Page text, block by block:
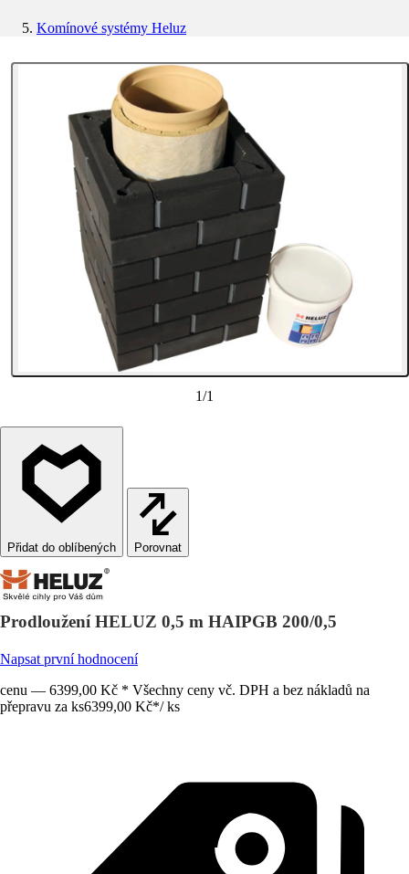
Komínové systémy Heluz
1/1
Porovnat
Prodloužení HELUZ 0,5 m HAIPGB 200/0,5
Napsat první hodnocení
cenu — 6399,00 Kč * Všechny ceny vč. DPH a bez nákladů na
přepravu za ks6399,00 Kč*/ ks